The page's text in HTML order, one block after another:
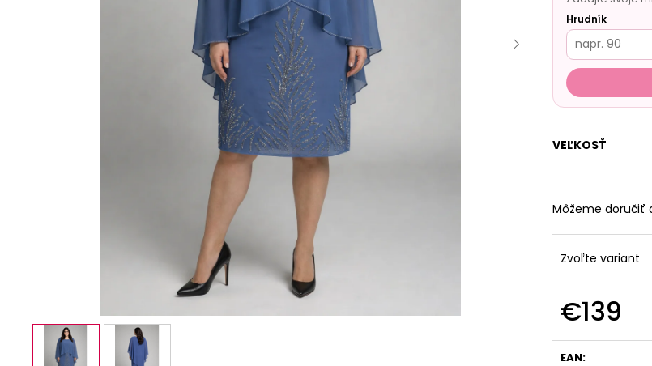
Hrudník
VEĽKOSŤ
Môžeme doručiť
Zvoľte variant
€139
cena:
EAN: